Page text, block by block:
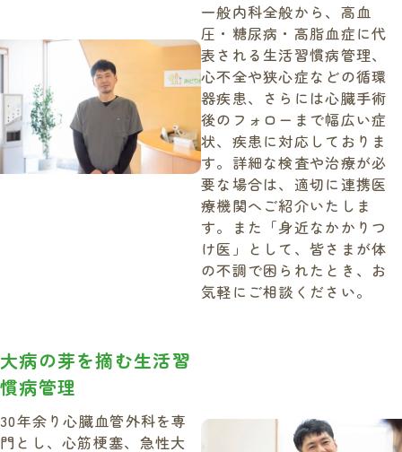
一般内科全般から、高血
圧・糖尿病・高脂血症に代
表される生活習慣病管理、
心不全や狭心症などの循環
器疾患、さらには心臓手術
後のフォローまで幅広い症
状、疾患に対応しておりま
す。詳細な検査や治療が必
要な場合は、適切に連携医
療機関へご紹介いたしま
す。また「身近なかかりつ
け医」として、皆さまが体
の不調で困られたとき、お
気軽にご相談ください。
大病の芽を摘む生活習
慣病管理
30年余り心臓血管外科を専
門とし、心筋梗塞、急性大